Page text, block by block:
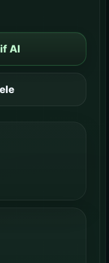
hazır yapı ve demo
teslim kapsamını daha net
Al